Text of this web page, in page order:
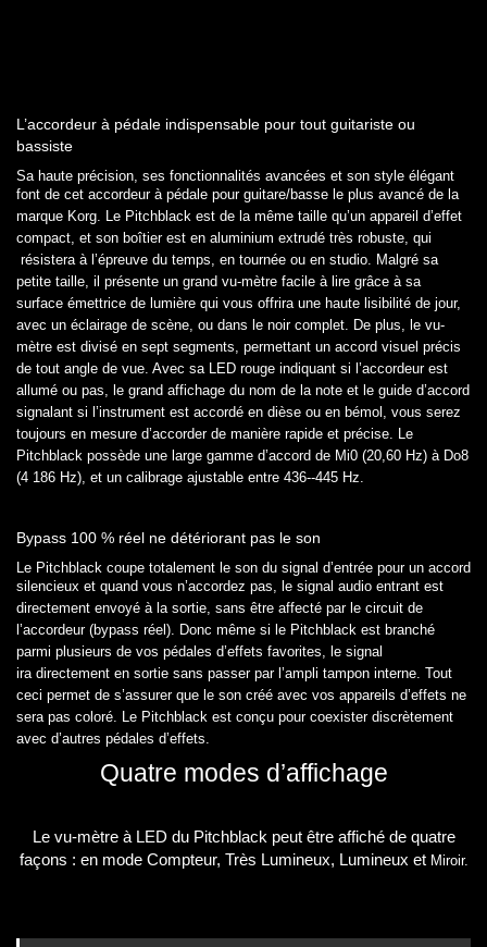
L’accordeur à pédale indispensable pour tout guitariste ou
bassiste
Sa haute précision, ses fonctionnalités avancées et son style élégant
font de cet accordeur à pédale pour guitare/basse le plus avancé de la
marque Korg. Le Pitchblack est de la même taille qu’un appareil d’effet
compact, et son boîtier est en aluminium extrudé très robuste, qui
résistera à l’épreuve du temps, en tournée ou en studio.
Malgré sa
petite taille, il présente un grand vu-mètre facile à lire grâce à sa
surface émettrice de lumière qui vous offrira une haute lisibilité de jour,
avec un éclairage de scène, ou dans le noir complet. De plus, le vu-
mètre est divisé en sept segments, permettant un accord visuel précis
de tout angle de vue. Avec sa LED rouge indiquant si l’accordeur est
allumé ou pas, le grand affichage du nom de la note et le guide d’accord
signalant si l’instrument est accordé en dièse ou en bémol, vous serez
toujours en mesure d’accorder de manière rapide et précise. Le
Pitchblack possède une large gamme d’accord de Mi0 (20,60 Hz) à Do8
(4 186 Hz), et un calibrage ajustable entre 436--445 Hz.
Bypass 100 % réel ne détériorant pas le son
Le Pitchblack coupe totalement le son du signal d’entrée pour un accord
silencieux et quand vous n’accordez pas, le signal audio entrant est
directement envoyé à la sortie, sans être affecté par le circuit de
l’accordeur (bypass réel). Donc même si le Pitchblack est branché
parmi plusieurs de vos pédales d’effets favorites, le signal
ira directement en sortie sans passer par l’ampli tampon interne. Tout
ceci permet de s’assurer que le son créé avec vos appareils d’effets ne
sera pas coloré. Le Pitchblack est conçu pour coexister discrètement
avec d’autres pédales d’effets.
Quatre modes d’affichage
Le vu-mètre à LED du Pitchblack peut être affiché de quatre
façons : en mode Compteur, Très Lumineux, Lumineux et Miroir.